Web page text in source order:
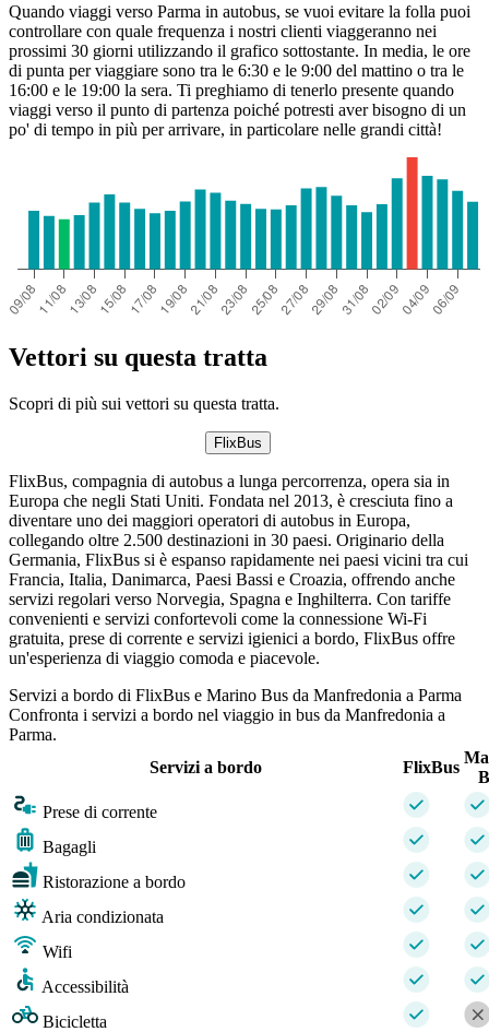
Quando viaggi verso Parma in autobus, se vuoi evitare la folla puoi
controllare con quale frequenza i nostri clienti viaggeranno nei
prossimi 30 giorni utilizzando il grafico sottostante. In media, le ore
di punta per viaggiare sono tra le 6:30 e le 9:00 del mattino o tra le
16:00 e le 19:00 la sera. Ti preghiamo di tenerlo presente quando
viaggi verso il punto di partenza poiché potresti aver bisogno di un
po' di tempo in più per arrivare, in particolare nelle grandi città!
Vettori su questa tratta
Scopri di più sui vettori su questa tratta.
FlixBus
FlixBus, compagnia di autobus a lunga percorrenza, opera sia in
Europa che negli Stati Uniti. Fondata nel 2013, è cresciuta fino a
diventare uno dei maggiori operatori di autobus in Europa,
collegando oltre 2.500 destinazioni in 30 paesi. Originario della
Germania, FlixBus si è espanso rapidamente nei paesi vicini tra cui
Francia, Italia, Danimarca, Paesi Bassi e Croazia, offrendo anche
servizi regolari verso Norvegia, Spagna e Inghilterra. Con tariffe
convenienti e servizi confortevoli come la connessione Wi-Fi
gratuita, prese di corrente e servizi igienici a bordo, FlixBus offre
un'esperienza di viaggio comoda e piacevole.
Servizi a bordo di FlixBus e Marino Bus da Manfredonia a Parma
Confronta i servizi a bordo nel viaggio in bus da Manfredonia a
Parma.
Servizi a bordo
FlixBus
Prese di corrente
Bagagli
Ristorazione a bordo
Aria condizionata
Wifi
Accessibilità
Bicicletta